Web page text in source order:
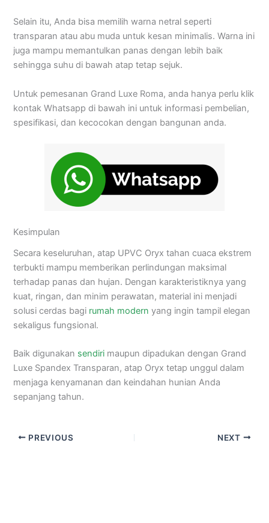
Selain itu, Anda bisa memilih warna netral seperti
transparan atau abu muda untuk kesan minimalis. Warna ini
juga mampu memantulkan panas dengan lebih baik
sehingga suhu di bawah atap tetap sejuk.
Untuk pemesanan Grand Luxe Roma, anda hanya perlu klik
kontak Whatsapp di bawah ini untuk informasi pembelian,
spesifikasi, dan kecocokan dengan bangunan anda.
Kesimpulan
Secara keseluruhan, atap UPVC Oryx tahan cuaca ekstrem
terbukti mampu memberikan perlindungan maksimal
terhadap panas dan hujan. Dengan karakteristiknya yang
kuat, ringan, dan minim perawatan, material ini menjadi
solusi cerdas bagi rumah modern yang ingin tampil elegan
sekaligus fungsional.
Baik digunakan sendiri maupun dipadukan dengan Grand
Luxe Spandex Transparan, atap Oryx tetap unggul dalam
menjaga kenyamanan dan keindahan hunian Anda
sepanjang tahun.
PREVIOUS NEXT